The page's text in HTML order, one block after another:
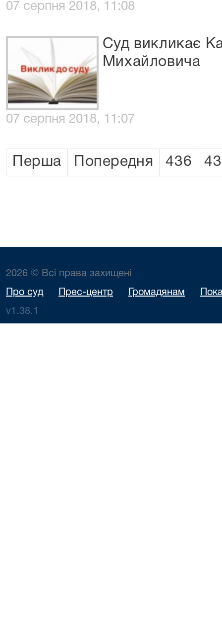
07 серпня 2018, 11:08
Суд викликає
Михайловича
07 серпня 2018, 11:07
Перша Попередня 436
2026 © Всі права захищені
Про суд Прес-центр Громадянам
v1.38.1